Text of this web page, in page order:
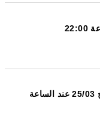
ندعوكم لحضور اجتماع الجمعية العمومية بتاريخ 25/03 عند الساعة